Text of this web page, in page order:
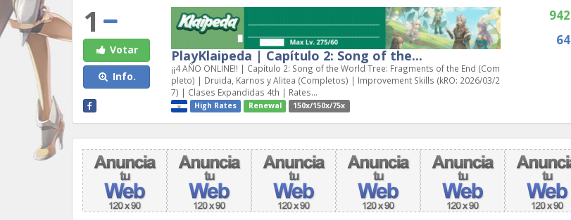
1
Votar
Info.
PlayKlaipeda | Capítulo 2: Song of the...
¡¡4 AÑO ONLINE!! | Capítulo 2: Song of the World Tree: Fragments of the End (Com
pleto) | Druida, Karnos y Alitea (Completos) | Improvement Skills (kRO: 2026/03/2
7) | Clases Expandidas 4th | Rates...
942
64
High Rates Renewal 150x/150x/75x